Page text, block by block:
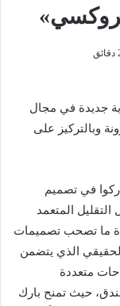
بروكسي»
جديدة في مجال
وبالتركيز على
في تصميم
التقليل المتعمد
ما تصحب تصميمات
الذي يتضمن
متعددة
لشعار الفندق، حيث تمنح بارك